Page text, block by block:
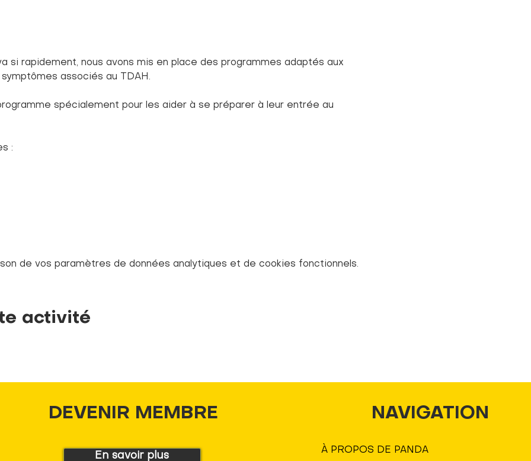
si rapidement, nous avons mis en place des programmes adaptés aux
associés au TDAH.
spécialement pour les aider à se préparer à leur entrée au
:
de vos paramètres de données analytiques et de cookies fonctionnels.
activité
DEVENIR MEMBRE
En savoir plus
NAVIGATION
À PROPOS DE PANDA